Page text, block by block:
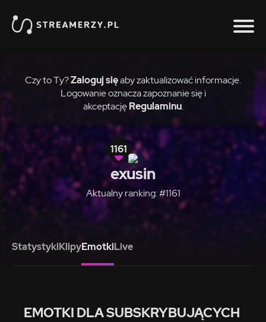
Czy to Ty?Zaloguj sięaby zaktualizować informacje.
Logowanie oznacza zapoznanie się i
akceptację Regulaminu.
1161
exusin
Aktualny ranking: #1161
StatystykiKlipyEmotkiLive
EMOTKI DLA SUBSKRYBUJĄCYCH